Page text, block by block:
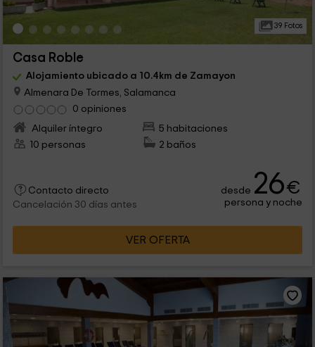
39 Fotos
Casa Roble
Alojamiento ubicado a 10.4km de Zamayon
Almenara De Tormes, Salamanca
0 opiniones
Alquiler íntegro
5 habitaciones
10 personas
2 baños
Contacto directo
Cancelación 30 días antes
desde 26€
persona y noche
VER OFERTA